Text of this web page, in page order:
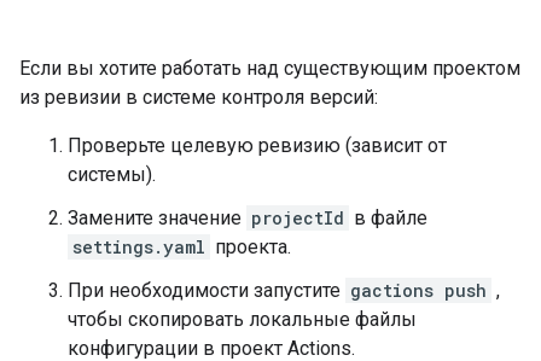
Если вы хотите работать над существующим проектом
из ревизии в системе контроля версий:
Проверьте целевую ревизию (зависит от
системы).
Замените значение projectId в файле
settings.yaml проекта.
При необходимости запустите gactions push ,
чтобы скопировать локальные файлы
конфигурации в проект Actions.